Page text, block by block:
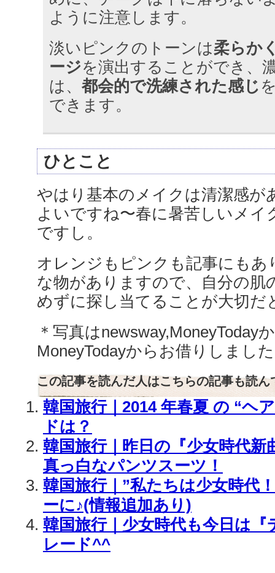
ように注意します。
淡いピンクのトーンは柔らか
ージを演出することができ、
は、 都会的で洗練された感じ
できます。
ひとこと
やはり基本のメイクは清潔感が
よいですね〜春に暑苦しいメイ
ですし。
オレンジもピンクも記事にもあ
な物がありますので、自分の肌
めずに探し当てることが大切だ
＊写真はnewsway,MoneyToday
MoneyTodayからお借りしまし
この記事を読んだ人はこちらの記事も読ん
韓国旅行｜2014 年春夏 の “ヘ
ドは？
韓国旅行｜昨日の『少女時代新
真っ白なパンツスーツ！
韓国旅行｜”私たちは少女時代
ーに♪(情報追加あり)
韓国旅行｜少女時代も今日は
レード^^